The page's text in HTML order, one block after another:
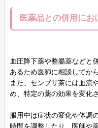
医薬品との併用にお
血圧降下薬や整腸薬などと
あるため医師に相談してか
また、センブリ茶には血流
め、特定の薬の効果を変化
服用中は症状の変化や体調
時間を調整したり、医師や